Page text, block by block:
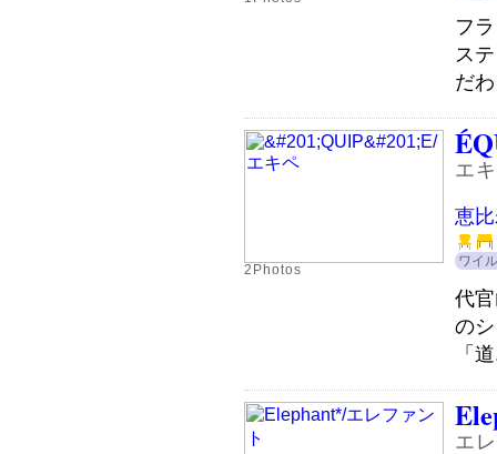
フ
ス
だ
2Photos
エ
恵
ワイ
代
の
「
エ